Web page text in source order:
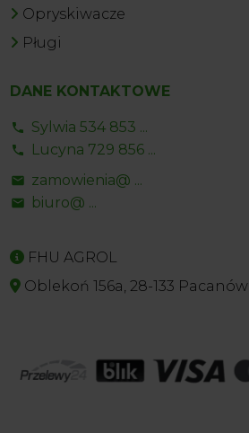
Opryskiwacze
Pługi
DANE KONTAKTOWE
Sylwia 534 853 ...
Lucyna 729 856 ...
zamowienia@ ...
biuro@ ...
FHU AGROL
Oblekoń 156a, 28-133 Pacanów